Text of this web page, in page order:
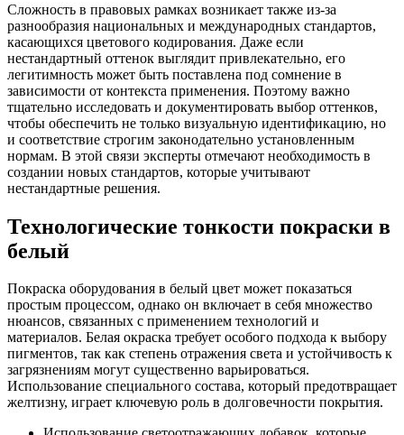
Сложность в правовых рамках возникает также из-за
разнообразия национальных и международных стандартов,
касающихся цветового кодирования. Даже если
нестандартный оттенок выглядит привлекательно, его
легитимность может быть поставлена под сомнение в
зависимости от контекста применения. Поэтому важно
тщательно исследовать и документировать выбор оттенков,
чтобы обеспечить не только визуальную идентификацию, но
и соответствие строгим законодательно установленным
нормам. В этой связи эксперты отмечают необходимость в
создании новых стандартов, которые учитывают
нестандартные решения.
Технологические тонкости покраски в
белый
Покраска оборудования в белый цвет может показаться
простым процессом, однако он включает в себя множество
нюансов, связанных с применением технологий и
материалов. Белая окраска требует особого подхода к выбору
пигментов, так как степень отражения света и устойчивость к
загрязнениям могут существенно варьироваться.
Использование специального состава, который предотвращает
желтизну, играет ключевую роль в долговечности покрытия.